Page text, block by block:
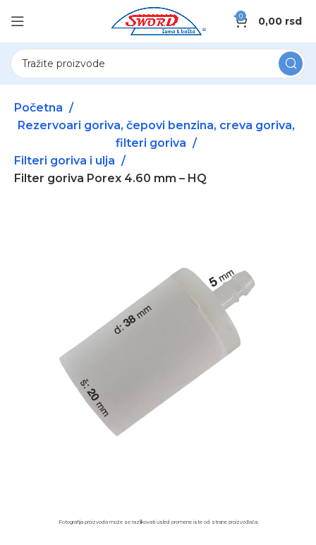
0 0,00 rsd
Početna
Rezervoari goriva, čepovi benzina, creva goriva,
filteri goriva
Filteri goriva i ulja
Filter goriva Porex 4.60 mm – HQ
Fotografija proizvoda može se razlikovati usled promene iste od strane proizvođača.​